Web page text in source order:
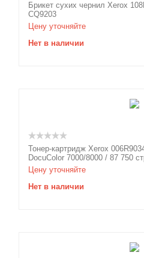
Брикет сухих чернил Xerox
CQ9203
Цену уточняйте
Нет в наличии
Тонер-картридж Xerox
DocuColor 7000/8000 / 87 750
Цену уточняйте
Нет в наличии